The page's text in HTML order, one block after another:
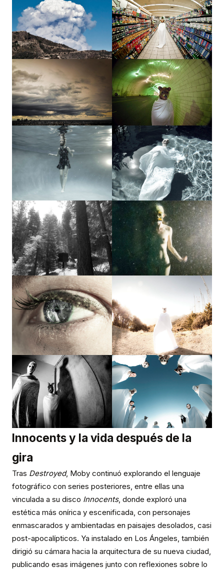
Innocents y la vida después de la
gira
Tras Destroyed, Moby continuó explorando el lenguaje
fotográfico con series posteriores, entre ellas una
vinculada a su disco Innocents, donde exploró una
estética más onírica y escenificada, con personajes
enmascarados y ambientadas en paisajes desolados, casi
post-apocalípticos. Ya instalado en Los Ángeles, también
dirigió su cámara hacia la arquitectura de su nueva ciudad,
publicando esas imágenes junto con reflexiones sobre lo